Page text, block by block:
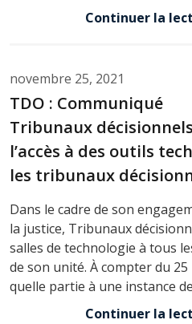
Continuer la
novembre 25, 2021
TDO : Communiqué
Tribunaux
l’accès à des outils
les tribunaux
Dans le cadre de son
la justice, Tribunaux
salles de technologie à tous
de son unité. À compter du
quelle partie à une instance
Continuer la